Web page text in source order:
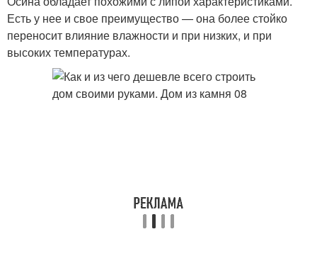
Есть у нее и свое преимущество — она более стойко
переносит влияние влажности и при низких, и при
высоких температурах.